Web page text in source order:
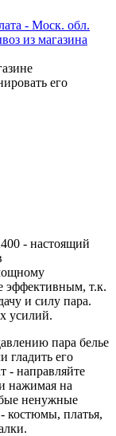
- Моск. обл.
из магазина
его
- настоящий
эффективным, т.к.
и силу пара.
усилий.
пара белье
гладить его
- направляйте
нажимая на
ненужные
костюмы, платья,